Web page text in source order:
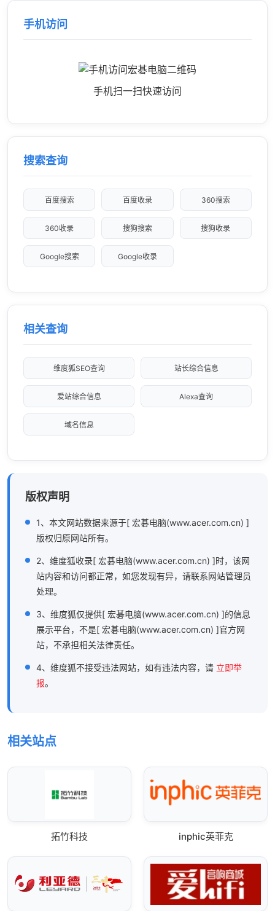
手机访问
手机扫一扫快速访问
搜索查询
百度搜索 百度收录 360搜索
360收录 搜狗搜索 搜狗收录
Google搜索 Google收录
相关查询
维度狐SEO查询 站长综合信息
爱站综合信息 Alexa查询
域名信息
版权声明
1、本文网站数据来源于[ 宏碁电脑(www.acer.com.cn) ]
版权归原网站所有。
2、维度狐收录[ 宏碁电脑(www.acer.com.cn) ]时，该网
站内容和访问都正常，如您发现有异，请联系网站管理员
处理。
3、维度狐仅提供[ 宏碁电脑(www.acer.com.cn) ]的信息
展示平台，不是[ 宏碁电脑(www.acer.com.cn) ]官方网
站，不承担相关法律责任。
4、维度狐不接受违法网站，如有违法内容，请 立即举
报。
相关站点
拓竹科技 inphic英菲克